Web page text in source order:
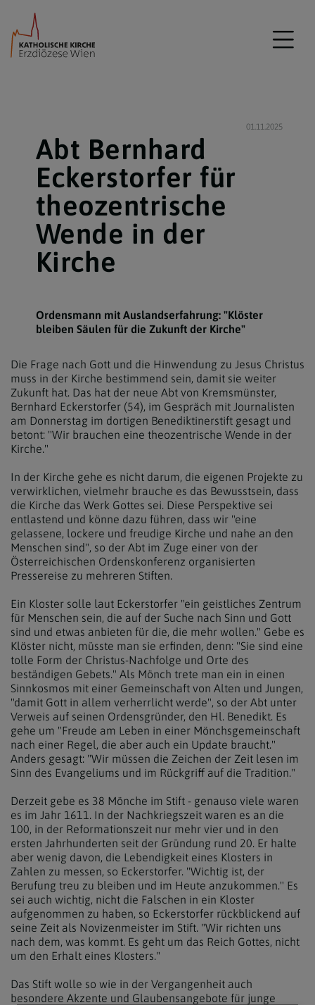
01.11.2025
Abt Bernhard
Eckerstorfer für
theozentrische
Wende in der
Kirche
Ordensmann mit Auslandserfahrung: "Klöster
bleiben Säulen für die Zukunft der Kirche"
Die Frage nach Gott und die Hinwendung zu Jesus Christus
muss in der Kirche bestimmend sein, damit sie weiter
Zukunft hat. Das hat der neue Abt von Kremsmünster,
Bernhard Eckerstorfer (54), im Gespräch mit Journalisten
am Donnerstag im dortigen Benediktinerstift gesagt und
betont: "Wir brauchen eine theozentrische Wende in der
Kirche."
In der Kirche gehe es nicht darum, die eigenen Projekte zu
verwirklichen, vielmehr brauche es das Bewusstsein, dass
die Kirche das Werk Gottes sei. Diese Perspektive sei
entlastend und könne dazu führen, dass wir "eine
gelassene, lockere und freudige Kirche und nahe an den
Menschen sind", so der Abt im Zuge einer von der
Österreichischen Ordenskonferenz organisierten
Pressereise zu mehreren Stiften.
Ein Kloster solle laut Eckerstorfer "ein geistliches Zentrum
für Menschen sein, die auf der Suche nach Sinn und Gott
sind und etwas anbieten für die, die mehr wollen." Gebe es
Klöster nicht, müsste man sie erfinden, denn: "Sie sind eine
tolle Form der Christus-Nachfolge und Orte des
beständigen Gebets." Als Mönch trete man ein in einen
Sinnkosmos mit einer Gemeinschaft von Alten und Jungen,
"damit Gott in allem verherrlicht werde", so der Abt unter
Verweis auf seinen Ordensgründer, den Hl. Benedikt. Es
gehe um "Freude am Leben in einer Mönchsgemeinschaft
nach einer Regel, die aber auch ein Update braucht."
Anders gesagt: "Wir müssen die Zeichen der Zeit lesen im
Sinn des Evangeliums und im Rückgriff auf die Tradition."
Derzeit gebe es 38 Mönche im Stift - genauso viele waren
es im Jahr 1611. In der Nachkriegszeit waren es an die
100, in der Reformationszeit nur mehr vier und in den
ersten Jahrhunderten seit der Gründung rund 20. Er halte
aber wenig davon, die Lebendigkeit eines Klosters in
Zahlen zu messen, so Eckerstorfer. "Wichtig ist, der
Berufung treu zu bleiben und im Heute anzukommen." Es
sei auch wichtig, nicht die Falschen in ein Kloster
aufgenommen zu haben, so Eckerstorfer rückblickend auf
seine Zeit als Novizenmeister im Stift. "Wir richten uns
nach dem, was kommt. Es geht um das Reich Gottes, nicht
um den Erhalt eines Klosters."
Das Stift wolle so wie in der Vergangenheit auch
besondere Akzente und Glaubensangebote für junge